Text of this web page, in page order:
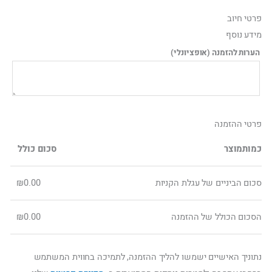
לתוכןפרטי חיוב‫
מידע נוסף
הערות להזמנה (אופציונלי)
פרטי ההזמנה
מוצרכמות סכום כולל
סכום הביניים של עגלת הקניות ₪0.00
הסכום הכולל של ההזמנה ₪0.00
נתוניך האישיים ישמשו להליך ההזמנה, לתמיכה בחווית המשתמש